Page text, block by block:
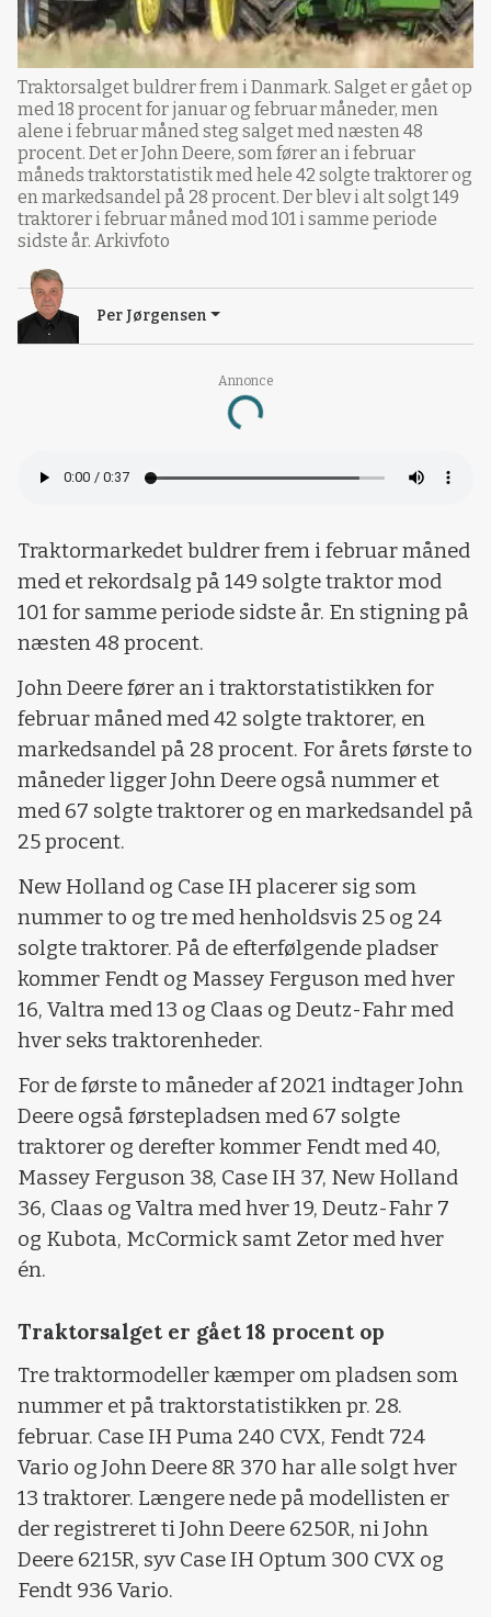
Annonce
Loading...
Traktorsalget buldrer frem i Danmark. Salget er gået op
med 18 procent for januar og februar måneder, men
alene i februar måned steg salget med næsten 48
procent. Det er John Deere, som fører an i februar
måneds traktorstatistik med hele 42 solgte traktorer og
en markedsandel på 28 procent. Der blev i alt solgt 149
traktorer i februar måned mod 101 i samme periode
sidste år. Arkivfoto
Per Jørgensen
Traktormarkedet buldrer frem i februar måned
med et rekordsalg på 149 solgte traktor mod
101 for samme periode sidste år. En stigning på
næsten 48 procent.
John Deere fører an i traktorstatistikken for
februar måned med 42 solgte traktorer, en
markedsandel på 28 procent. For årets første to
måneder ligger John Deere også nummer et
med 67 solgte traktorer og en markedsandel på
25 procent.
New Holland og Case IH placerer sig som
nummer to og tre med henholdsvis 25 og 24
solgte traktorer. På de efterfølgende pladser
kommer Fendt og Massey Ferguson med hver
16, Valtra med 13 og Claas og Deutz-Fahr med
hver seks traktorenheder.
For de første to måneder af 2021 indtager John
Deere også førstepladsen med 67 solgte
traktorer og derefter kommer Fendt med 40,
Massey Ferguson 38, Case IH 37, New Holland
36, Claas og Valtra med hver 19, Deutz-Fahr 7
og Kubota, McCormick samt Zetor med hver
én.
Traktorsalget er gået 18 procent op
Tre traktormodeller kæmper om pladsen som
nummer et på traktorstatistikken pr. 28.
februar. Case IH Puma 240 CVX, Fendt 724
Vario og John Deere 8R 370 har alle solgt hver
13 traktorer. Længere nede på modellisten er
der registreret ti John Deere 6250R, ni John
Deere 6215R, syv Case IH Optum 300 CVX og
Fendt 936 Vario.